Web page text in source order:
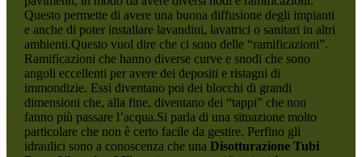
Questo permette di avere una buona diffusione degli impianti
e anche di poter installare lavandini, lavatrici o sanitari in altri
ambienti.Questo vuol dire che ci sono delle “ramificazioni”.
Ramificazioni che hanno diverse curve e snodi che sono
angoli eccellenti per avere dei depositi e ristagni di
immondizie. Essi diventano poi dei blocchi di grandi
dimensioni che, alla fine, diventano dei “tappi” che non
fanno più passare l’acqua.Si parla di una situazione molto
particolare che non è certo facile da gestire. Perfino gli
idraulici sono a conoscenza che una Disotturazione Tubi